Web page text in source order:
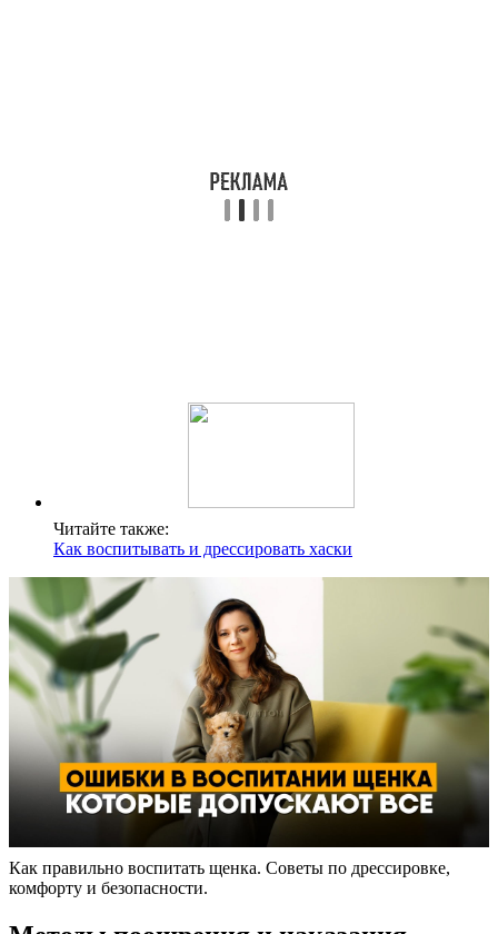
Читайте также:
Как воспитывать и дрессировать хаски
Как правильно воспитать щенка. Советы по дрессировке,
комфорту и безопасности.